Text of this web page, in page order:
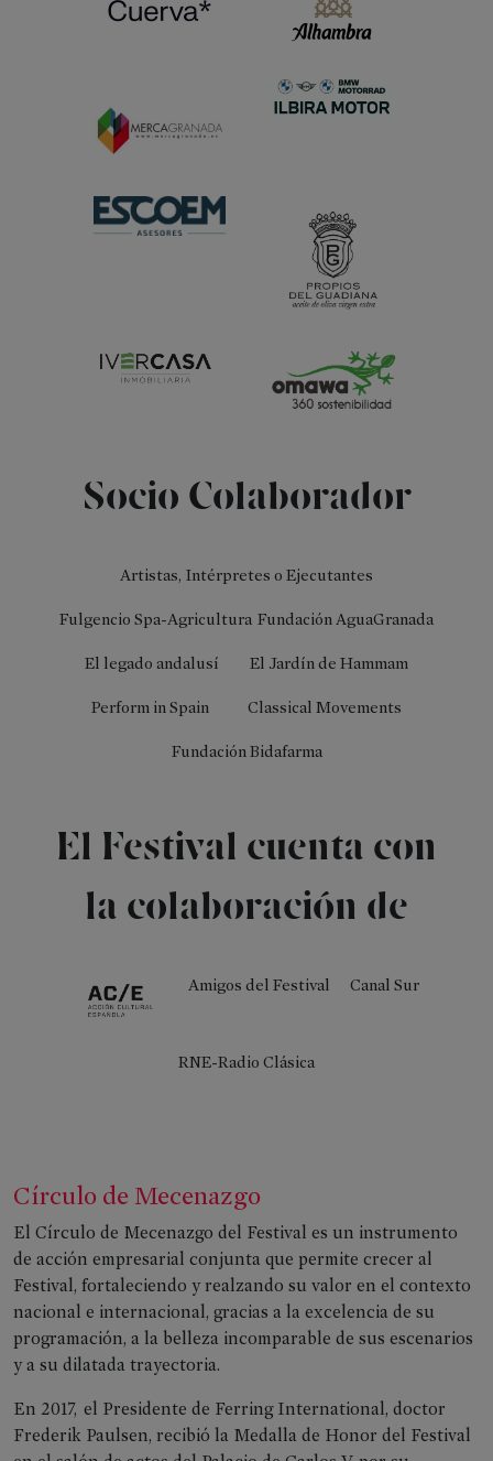
INSTITUCIONES
Mecenazgo
del
Follow
us
Socio Colaborador
Artistas, Intérpretes o Ejecutantes
Fulgencio Spa-Agricultura Fundación AguaGranada
El legado andalusí El Jardín de Hammam
Perform in Spain Classical Movements
Fundación Bidafarma
El Festival cuenta con
la colaboración de
Amigos del Festival Canal Sur
RNE-Radio Clásica
Círculo de Mecenazgo
El Círculo de Mecenazgo del Festival es un instrumento
de acción empresarial conjunta que permite crecer al
Festival, fortaleciendo y realzando su valor en el contexto
nacional e internacional, gracias a la excelencia de su
programación, a la belleza incomparable de sus escenarios
y a su dilatada trayectoria.
En 2017, el Presidente de Ferring International, doctor
Frederik Paulsen, recibió la Medalla de Honor del Festival